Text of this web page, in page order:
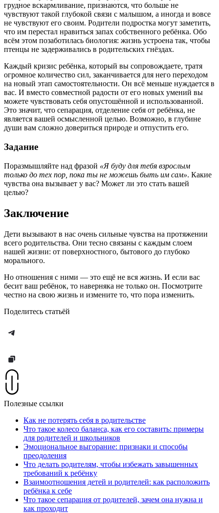
грудное вскармливание, признаются, что больше не
чувствуют такой глубокой связи с малышом, а иногда и вовсе
не чувствуют его своим. Родители подростка могут заметить,
что им перестал нравиться запах собственного ребёнка. Обо
всём этом позаботилась биология: жизнь устроена так, чтобы
птенцы не задерживались в родительских гнёздах.
Каждый кризис ребёнка, который вы сопровождаете, тратя
огромное количество сил, заканчивается для него переходом
на новый этап самостоятельности. Он всё меньше нуждается в
вас. И вместо совместной радости от его новых умений вы
можете чувствовать себя опустошённой и использованной.
Это значит, что сепарация, отделение себя от ребёнка, не
является вашей осмысленной целью. Возможно, в глубине
души вам сложно довериться природе и отпустить его.
Задание
Поразмышляйте над фразой «Я буду для тебя взрослым
только до тех пор, пока ты не можешь быть им сам». Какие
чувства она вызывает у вас? Может ли это стать вашей
целью?
Заключение
Дети вызывают в нас очень сильные чувства на протяжении
всего родительства. Они тесно связаны с каждым слоем
нашей жизни: от поверхностного, бытового до глубоко
морального.
Но отношения с ними — это ещё не вся жизнь. И если вас
бесит ваш ребёнок, то наверняка не только он. Посмотрите
честно на свою жизнь и измените то, что пора изменить.
Поделитесь статьёй
Полезные ссылки
Как не потерять себя в родительстве
Что такое колесо баланса, как его составить: примеры
для родителей и школьников
Эмоциональное выгорание: признаки и способы
преодоления
Что делать родителям, чтобы избежать завышенных
требований к ребёнку
Взаимоотношения детей и родителей: как расположить
ребёнка к себе
Что такое сепарация от родителей, зачем она нужна и
как проходит